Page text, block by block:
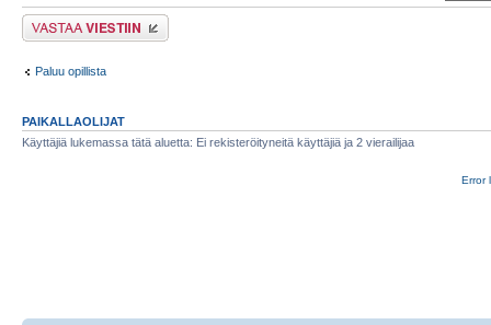
Lähetä vastaus
Paluu opillista
PAIKALLAOLIJAT
Käyttäjiä lukemassa tätä aluetta: Ei rekisteröityneitä käyttäjiä ja 2 vierailijaa
Error